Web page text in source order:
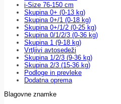
i-Size 76-150 cm
Skupina 0+ (0-13 kg)
Skupina 0+/1 (0-18 kg)
Skupina 0+/1/2 (0-25 kg)
Skupina 0/1/2/3 (0-36 kg)
Skupina 1 (9-18 kg)
Vrtljivi avtosedeži
Skupina 1/2/3 (9-36 kg)
Skupina 2/3 (15-36 kg)
Podloge in prevleke
Dodatna oprema
Blagovne znamke